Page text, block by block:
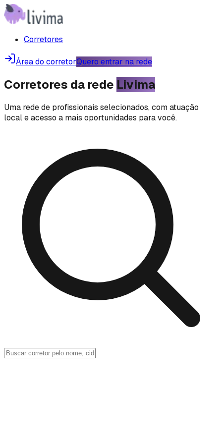
Corretores
Área do corretorQuero entrar na rede
Corretores da rede Livima
Uma rede de profissionais selecionados, com atuação
local e acesso a mais oportunidades para você.